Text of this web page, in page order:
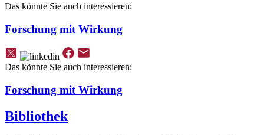
Das könnte Sie auch interessieren:
Forschung mit Wirkung
Das könnte Sie auch interessieren:
Forschung mit Wirkung
Bibliothek